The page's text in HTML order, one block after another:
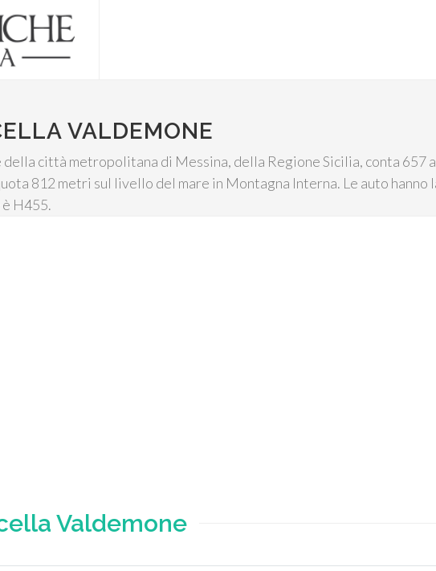
VALDEMONE
della città metropolitana di Messina, della Regione Sicilia, conta 657
812 metri sul livello del mare in Montagna Interna. Le auto
H455.
Valdemone